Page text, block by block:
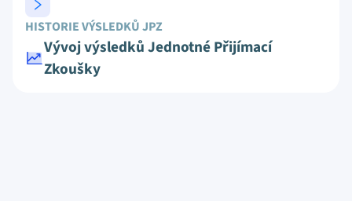
HISTORIE VÝSLEDKŮ JPZ
Vývoj výsledků Jednotné Přijímací
Zkoušky